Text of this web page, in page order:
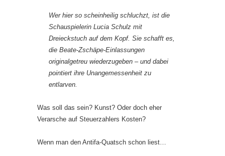
Wer hier so scheinheilig schluchzt, ist die
Schauspielerin Lucia Schulz mit
Dreieckstuch auf dem Kopf. Sie schafft es,
die Beate-Zschäpe-Einlassungen
originalgetreu wiederzugeben – und dabei
pointiert ihre Unangemessenheit zu
entlarven.
Was soll das sein? Kunst? Oder doch eher
Verarsche auf Steuerzahlers Kosten?
Wenn man den Antifa-Quatsch schon liest…